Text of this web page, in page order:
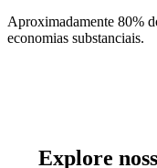
Aproximadamente 80%
economias substanciais.
Explore